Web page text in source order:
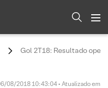
Gol 2T18: Resultado
08/2018 10:43:04 • Atualizado em